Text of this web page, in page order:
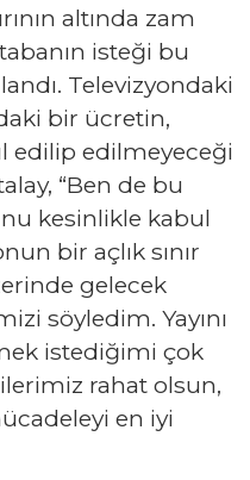
altında zam
isteği bu
Televizyondaki
bir ücretin,
edilip edilmeyeceği
“Ben de bu
kesinlikle kabul
bir açlık sınır
gelecek
söyledim. Yayını
istediğimi çok
rahat olsun,
en iyi